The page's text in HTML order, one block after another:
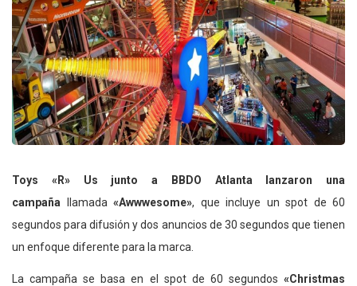
Toys «R» Us junto a BBDO Atlanta lanzaron una
campaña
llamada «Awwwesome», que incluye un spot de 60
segundos para difusión y dos anuncios de 30 segundos que tienen
un enfoque diferente para la marca.
La campaña se basa en el spot de 60 segundos «Christmas